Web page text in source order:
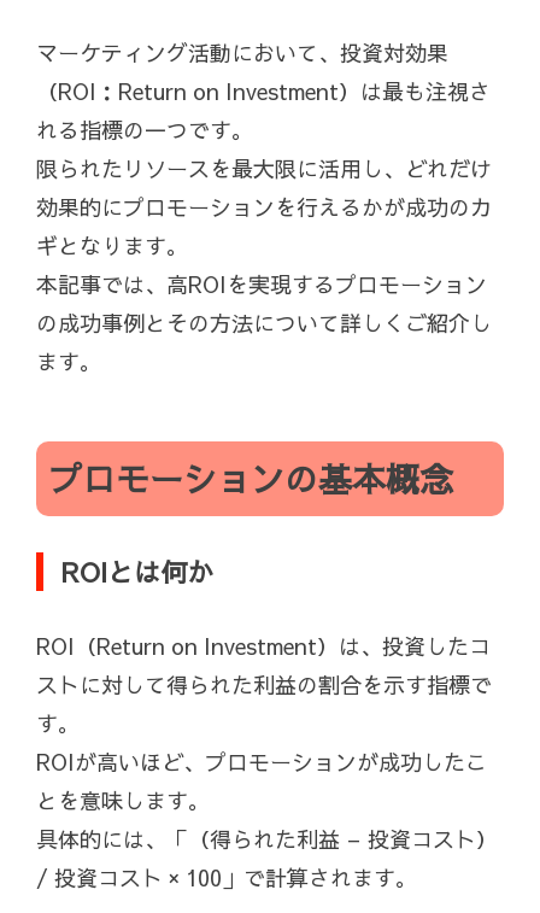
マーケティング活動において、投資対効果
（ROI：Return on Investment）は最も注視さ
れる指標の一つです。
限られたリソースを最大限に活用し、どれだけ
効果的にプロモーションを行えるかが成功のカ
ギとなります。
本記事では、高ROIを実現するプロモーション
の成功事例とその方法について詳しくご紹介し
ます。
プロモーションの基本概念
ROIとは何か
ROI（Return on Investment）は、投資したコ
ストに対して得られた利益の割合を示す指標で
す。
ROIが高いほど、プロモーションが成功したこ
とを意味します。
具体的には、「（得られた利益 – 投資コスト）
/ 投資コスト × 100」で計算されます。